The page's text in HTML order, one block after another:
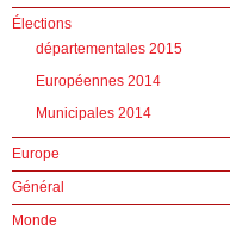
Élections
départementales 2015
Européennes 2014
Municipales 2014
Europe
Général
Monde